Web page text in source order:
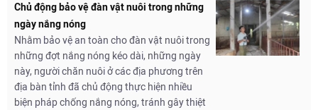
Chủ động bảo vệ đàn vật nuôi trong những
ngày nắng nóng
Nhằm bảo vệ an toàn cho đàn vật nuôi trong
những đợt nắng nóng kéo dài, những ngày
này, người chăn nuôi ở các địa phương trên
địa bàn tỉnh đã chủ động thực hiện nhiều
biện pháp chống nắng nóng, tránh gây thiệt